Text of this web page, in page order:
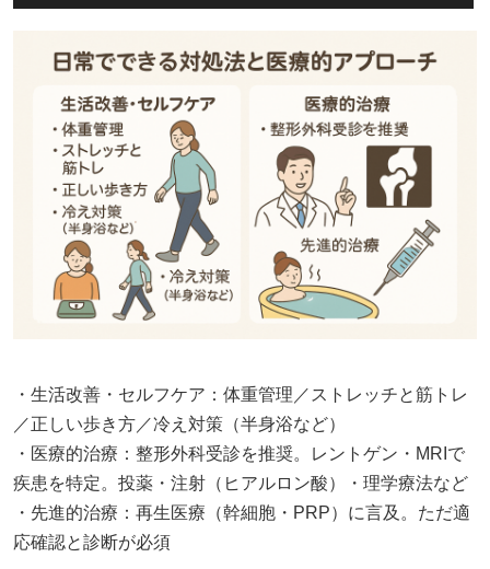
・生活改善・セルフケア：体重管理／ストレッチと筋トレ
／正しい歩き方／冷え対策（半身浴など）
・医療的治療：整形外科受診を推奨。レントゲン・MRIで
疾患を特定。投薬・注射（ヒアルロン酸）・理学療法など
・先進的治療：再生医療（幹細胞・PRP）に言及。ただ適
応確認と診断が必須